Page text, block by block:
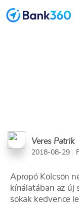
kölcsön
Veres Patrik
2018-08-29
Apropó Kölcsön
kínálatában az új
sokak kedvence